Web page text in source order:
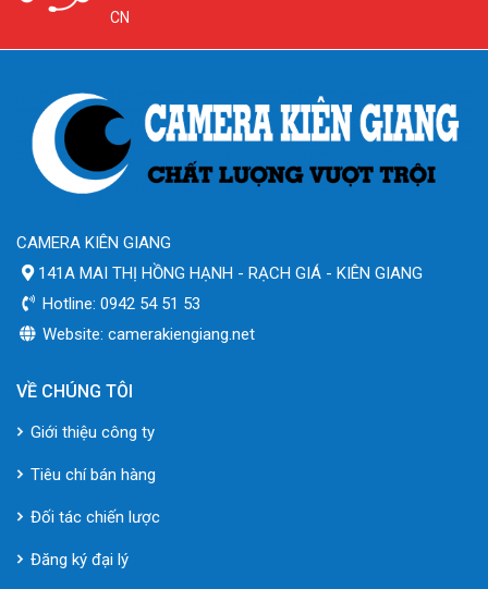
CN
CAMERA KIÊN GIANG
141A MAI THỊ HỒNG HẠNH - RẠCH GIÁ - KIÊN GIANG
Hotline: 0942 54 51 53
Website: camerakiengiang.net
VỀ CHÚNG TÔI
Giới thiệu công ty
Tiêu chí bán hàng
Đối tác chiến lược
Đăng ký đại lý